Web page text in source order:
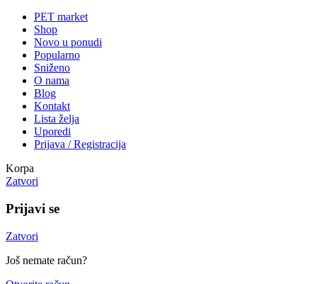
PET market
Shop
Novo u ponudi
Popularno
Sniženo
O nama
Blog
Kontakt
Lista želja
Uporedi
Prijava / Registracija
Korpa
Zatvori
Prijavi se
Zatvori
Još nemate račun?